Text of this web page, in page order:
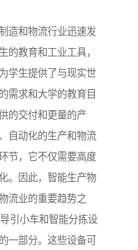
造和物流行业迅速发
的教育和工业工具，
学生提供了与现实世
需求和大学的教育目
的交付和更量的产
自动化的生产和物流
节，它不仅需要高度
。因此，智能生产物
流业的重要趋势之
引小车和智能分拣设
一部分。这些设备可